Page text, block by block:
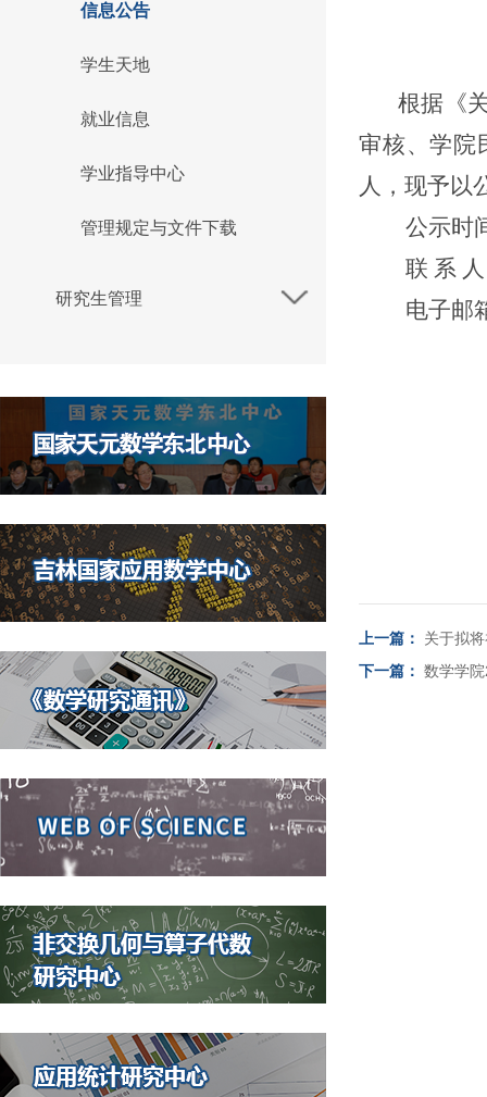
信息公告
学生天地
就业信息
学业指导中心
管理规定与文件下载
研究生管理
根据《
审核、学院
人，现予以
公示时
联 系
电子邮
上一篇： 关于拟
下一篇： 数学学